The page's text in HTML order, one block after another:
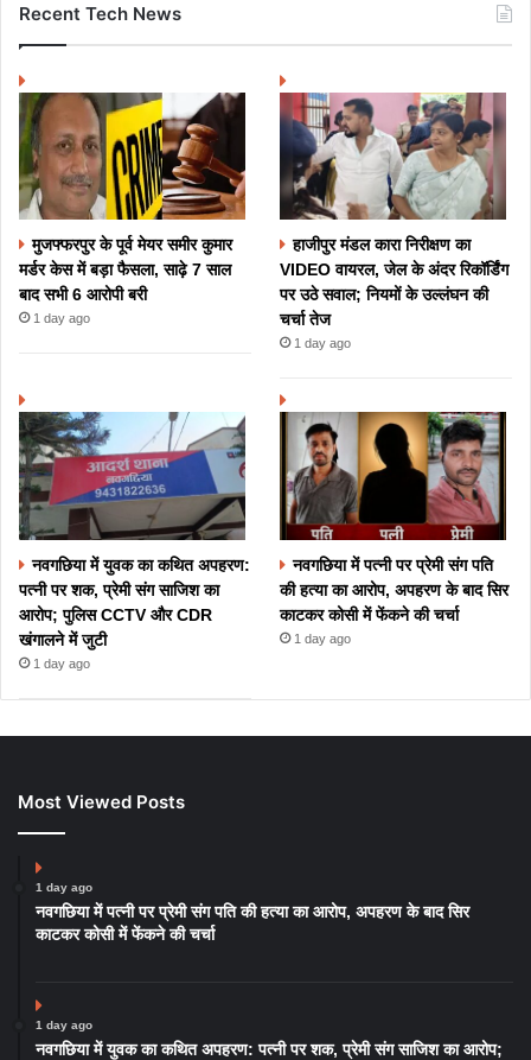
Recent Tech News
मुजफ्फरपुर के पूर्व मेयर समीर कुमार
मर्डर केस में बड़ा फैसला, साढ़े 7 साल
बाद सभी 6 आरोपी बरी
1 day ago
हाजीपुर मंडल कारा निरीक्षण का
VIDEO वायरल, जेल के अंदर रिकॉर्डिंग
पर उठे सवाल; नियमों के उल्लंघन की
चर्चा तेज
1 day ago
नवगछिया में युवक का कथित अपहरण:
पत्नी पर शक, प्रेमी संग साजिश का
आरोप; पुलिस CCTV और CDR
खंगालने में जुटी
1 day ago
नवगछिया में पत्नी पर प्रेमी संग पति
की हत्या का आरोप, अपहरण के बाद सिर
काटकर कोसी में फेंकने की चर्चा
1 day ago
Most Viewed Posts
1 day ago
नवगछिया में पत्नी पर प्रेमी संग पति की हत्या का आरोप, अपहरण के बाद सिर
काटकर कोसी में फेंकने की चर्चा
1 day ago
नवगछिया में युवक का कथित अपहरण: पत्नी पर शक, प्रेमी संग साजिश का आरोप;